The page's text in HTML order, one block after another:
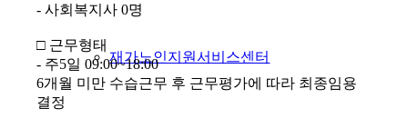
재가노인지원서비스센터
- 사회복지사 0명
□ 근무형태
- 주5일 09:00~18:00
6개월 미만 수습근무 후 근무평가에 따라 최종임용
결정